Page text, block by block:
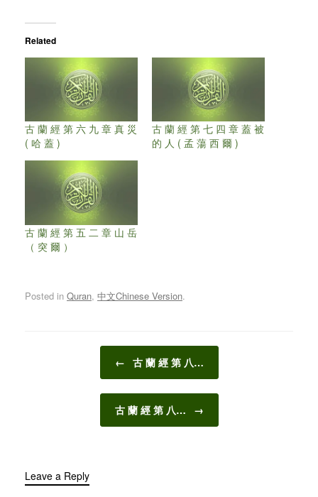
Related
古 蘭 經 第 六 九 章 真 災
( 哈 蓋 )
古 蘭 經 第 七 四 章 蓋 被
的 人 ( 孟 蕩 西 爾 )
古 蘭 經 第 五 二 章 山 岳
（ 突 爾 ）
Posted in Quran, 中文Chinese Version.
← 古 蘭 經 第 八…
古 蘭 經 第 八… →
Leave a Reply